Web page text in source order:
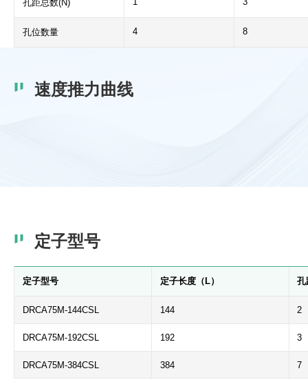
孔距总数(N)
孔位数量 4 8
速度推力曲线
定子型号
定子型号 定子长度（L） 孔
DRCA75M-144CSL 144 2
DRCA75M-192CSL 192 3
DRCA75M-384CSL 384 7